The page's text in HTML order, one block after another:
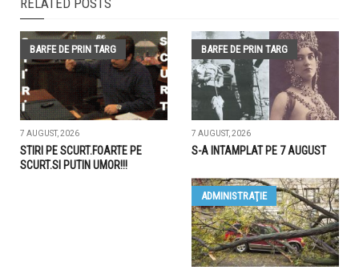
BARFE DE PRIN TARG
7 AUGUST, 2026
STIRI PE SCURT.FOARTE PE
SCURT.SI PUTIN UMOR!!!
BARFE DE PRIN TARG
7 AUGUST, 2026
S-A INTAMPLAT PE 7 AUGUST
ADMINISTRAŢIE